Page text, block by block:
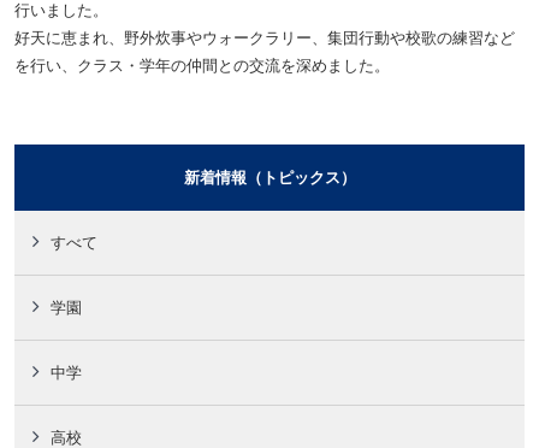
行いました。
好天に恵まれ、 野外炊事やウォークラリー、集団行動や校歌の練習など
を行い、クラス・学年の仲間との交流を深めました。
新着情報（トピックス）
すべて
学園
中学
高校